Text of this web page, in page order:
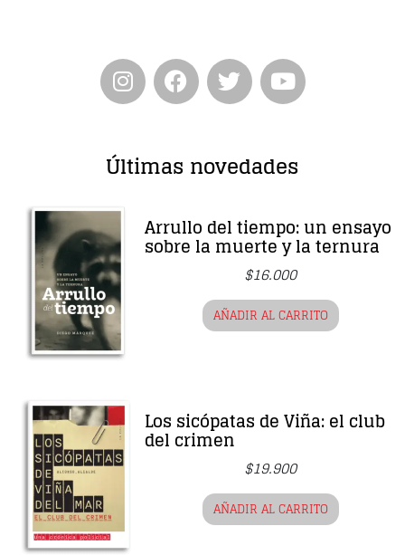
Últimas novedades
Arrullo del tiempo: un ensayo
sobre la muerte y la ternura
$16.000
AÑADIR AL CARRITO
Los sicópatas de Viña: el club
del crimen
$19.900
AÑADIR AL CARRITO